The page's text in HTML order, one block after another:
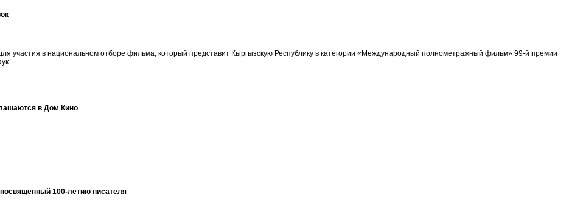
участия в национальном отборе фильма, который представит Кыргызскую Республику в категории «Международный полнометражный фильм» 99-й премии
в Дом Кино
100-летию писателя